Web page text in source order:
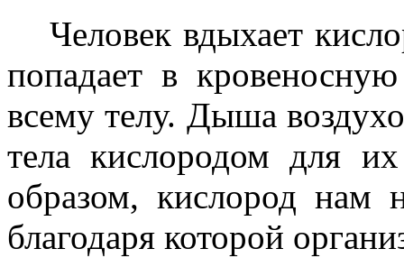
Человек вдыхает
попадает в
всему телу. Дыша
тела кислородом для
образом, кислород нам
благодаря которой